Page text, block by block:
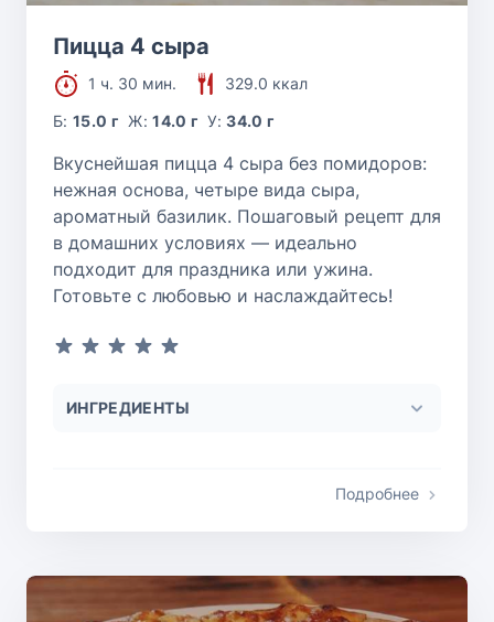
Пицца 4 сыра
1 ч. 30 мин.
329.0 ккал
Б:15.0 г Ж:14.0 г У:34.0 г
Вкуснейшая пицца 4 сыра без помидоров:
нежная основа, четыре вида сыра,
ароматный базилик. Пошаговый рецепт для
в домашних условиях — идеально
подходит для праздника или ужина.
Готовьте с любовью и наслаждайтесь!
ИНГРЕДИЕНТЫ
Подробнее